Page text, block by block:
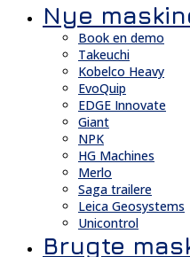
Nye
Book en demo
Takeuchi
Kobelco Heavy
EvoQuip
EDGE Innovate
Giant
NPK
HG Machines
Merlo
Saga trailere
Leica Geosystems
Unicontrol
Brugte